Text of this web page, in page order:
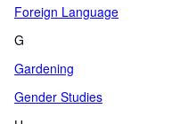
Foreign Language
G
Gardening
Gender Studies